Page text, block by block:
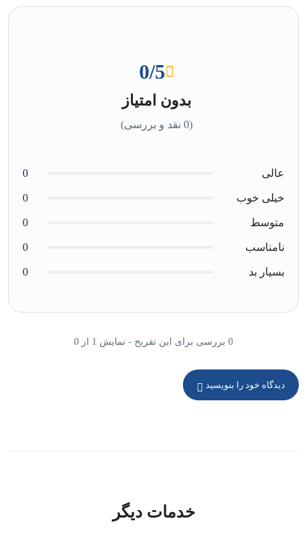
0/5
بدون امتیاز
(0 نقد و بررسی)
عالی 0
خیلی خوب 0
متوسط 0
نامناسب 0
بسیار بد 0
0 بررسی برای این تفریح - نمایش 1 از 0
دیدگاه خود را بنویسید
خدمات دیگر